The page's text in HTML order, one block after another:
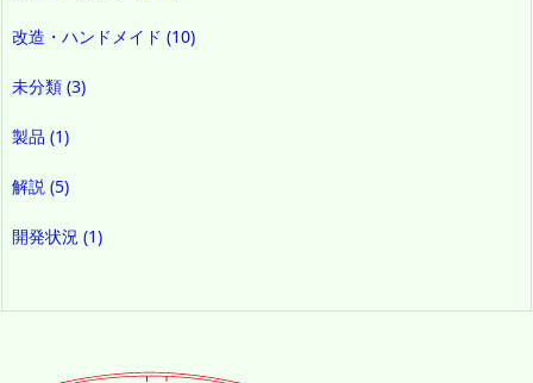
改造・ハンドメイド (10)
未分類 (3)
製品 (1)
解説 (5)
開発状況 (1)